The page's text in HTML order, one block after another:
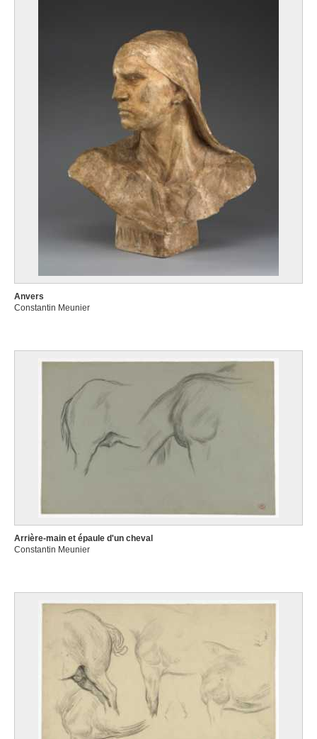
Anvers
Constantin Meunier
Arrière-main et épaule d'un cheval
Constantin Meunier